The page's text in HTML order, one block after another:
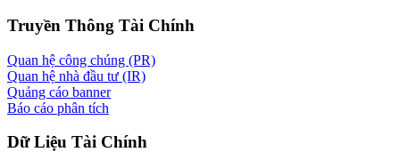
Truyền Thông Tài Chính
Quan hệ công chúng (PR)
Quan hệ nhà đầu tư (IR)
Quảng cáo banner
Báo cáo phân tích
Dữ Liệu Tài Chính